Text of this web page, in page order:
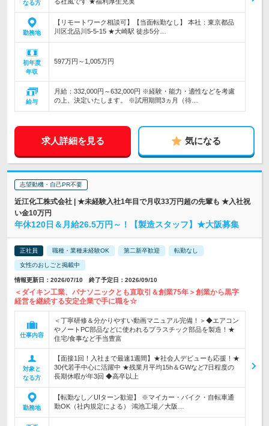
なる方
勤務地
【リモートワーク相談可】【当面転勤なし】 本社：東京都品
川区北品川5-5-15 ★大崎駅 徒歩5分…
初年度
年収
597万円～1,005万円
給与
月給：332,000円～632,000円 ※経験・能力・適性などを考慮
の上、決定いたします。 ※試用期間3ヵ月（待…
求人詳細を見る 気になる
志望動機・自己PR不要
近江化工株式会社 | ★未経験入社1年目で月収33万円超の先輩も ★入社祝
い金10万円
年休120日＆月給26.5万円～！【製造スタッフ】★大阪募集
正社員 職種・業種未経験OK 第二新卒歓迎 転勤なし
女性のおしごと掲載中
情報更新日：2026/07/10 終了予定日：2026/09/10
＜ダイキン工業、パナソニックとも直取引＆創業75年＞創業から黒字
経営を継続する安定企業で手に職を☆
仕事内容
＜丁寧研修＆分かりやすい動画マニュアル完備！＞◆エアコン
やノートPC部品などに使われるプラスチック部品を製造！★
住宅/食事など手当豊富
対象と
なる方
【面接1回！入社まで最速1週間】★社会人デビューも応援！★
30代若手中心に活躍中 ★残業月平均15h＆GWなど7日程度の
長期休暇が年3回 ◆高卒以上
勤務地
【転勤なし／UIターン歓迎】 ※マイカー・バイク・自転車通
勤OK（社内規定による） 鴻池工場／大阪…